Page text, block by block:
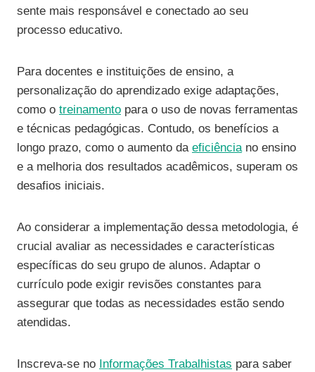
sente mais responsável e conectado ao seu
processo educativo.
Para docentes e instituições de ensino, a
personalização do aprendizado exige adaptações,
como o treinamento para o uso de novas ferramentas
e técnicas pedagógicas. Contudo, os benefícios a
longo prazo, como o aumento da eficiênciano ensino
e a melhoria dos resultados acadêmicos, superam os
desafios iniciais.
Ao considerar a implementação dessa metodologia, é
crucial avaliar as necessidades e características
específicas do seu grupo de alunos. Adaptar o
currículo pode exigir revisões constantes para
assegurar que todas as necessidades estão sendo
atendidas.
Inscreva-se no Informações Trabalhistas para saber